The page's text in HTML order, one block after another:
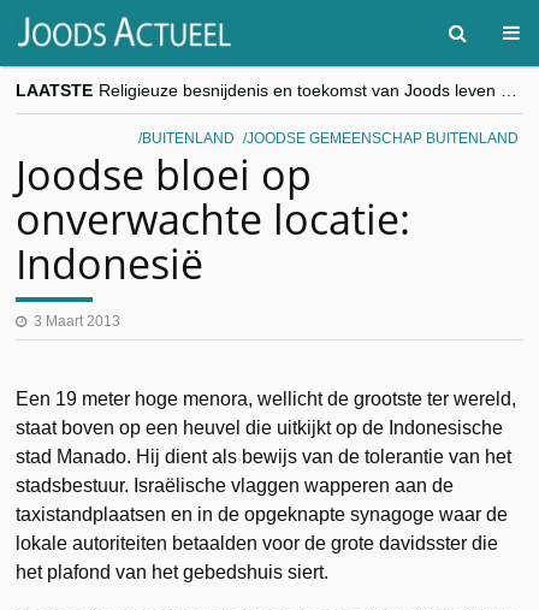
LAATSTE
“Besnijdenisdebat toont hoe moeilijk seculiere Westen minderheden begrijpt”, Jinnih Beels (Vooruit)
CITYTRIP | ROEMENIË – Boekarest: de verrassing van Oost-Europa
BUITENLAND JOODSE GEMEENSCHAP BUITENLAND
Joodse bloei op
onverwachte locatie:
Indonesië
3 Maart 2013
Een 19 meter hoge menora, wellicht de grootste ter wereld,
staat boven op een heuvel die uitkijkt op de Indonesische
stad Manado. Hij dient als bewijs van de tolerantie van het
stadsbestuur. Israëlische vlaggen wapperen aan de
taxistandplaatsen en in de opgeknapte synagoge waar de
lokale autoriteiten betaalden voor de grote davidsster die
het plafond van het gebedshuis siert.